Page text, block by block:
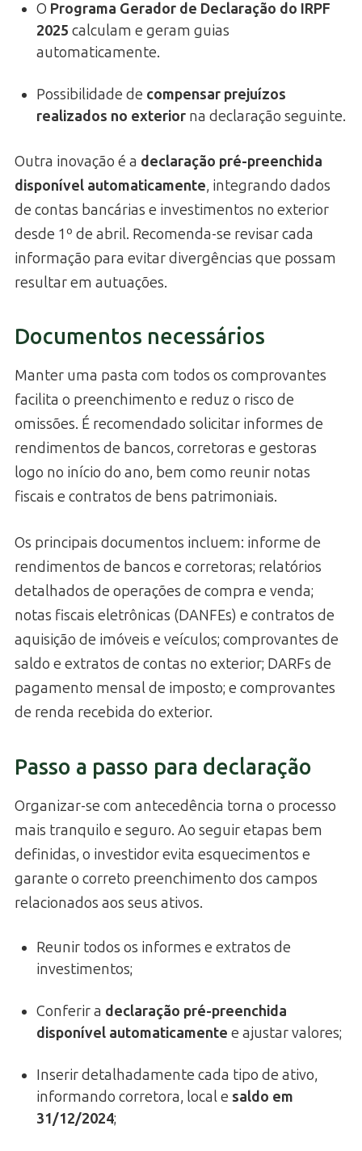
O Programa Gerador de Declaração do IRPF
2025 calculam e geram guias
automaticamente.
Possibilidade de compensar prejuízos
realizados no exterior na declaração seguinte.
Outra inovação é a declaração pré-preenchida
disponível automaticamente, integrando dados
de contas bancárias e investimentos no exterior
desde 1º de abril. Recomenda-se revisar cada
informação para evitar divergências que possam
resultar em autuações.
Documentos necessários
Manter uma pasta com todos os comprovantes
facilita o preenchimento e reduz o risco de
omissões. É recomendado solicitar informes de
rendimentos de bancos, corretoras e gestoras
logo no início do ano, bem como reunir notas
fiscais e contratos de bens patrimoniais.
Os principais documentos incluem: informe de
rendimentos de bancos e corretoras; relatórios
detalhados de operações de compra e venda;
notas fiscais eletrônicas (DANFEs) e contratos de
aquisição de imóveis e veículos; comprovantes de
saldo e extratos de contas no exterior; DARFs de
pagamento mensal de imposto; e comprovantes
de renda recebida do exterior.
Passo a passo para declaração
Organizar-se com antecedência torna o processo
mais tranquilo e seguro. Ao seguir etapas bem
definidas, o investidor evita esquecimentos e
garante o correto preenchimento dos campos
relacionados aos seus ativos.
Reunir todos os informes e extratos de
investimentos;
Conferir a declaração pré-preenchida
disponível automaticamente e ajustar valores;
Inserir detalhadamente cada tipo de ativo,
informando corretora, local e saldo em
31/12/2024;